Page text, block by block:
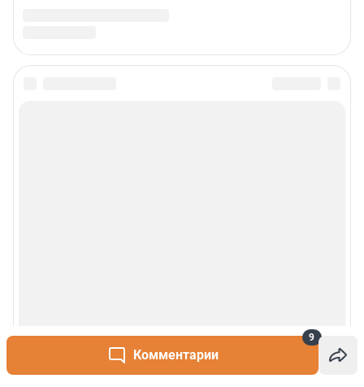
Комментарии
9